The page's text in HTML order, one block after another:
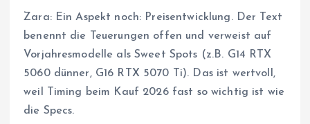
Zara: Ein Aspekt noch: Preisentwicklung. Der Text
benennt die Teuerungen offen und verweist auf
Vorjahresmodelle als Sweet Spots (z.B. G14 RTX
5060 dünner, G16 RTX 5070 Ti). Das ist wertvoll,
weil Timing beim Kauf 2026 fast so wichtig ist wie
die Specs.